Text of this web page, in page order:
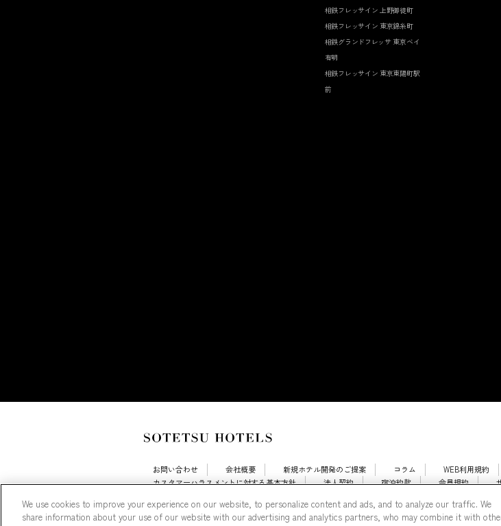
相鉄フレッサイン 上野御徒町
相鉄フレッサイン 東京錦糸町
相鉄グランドフレッサ 東京ベイ
有明
相鉄フレッサイン 東京東陽町駅
前
お問い合わせ 会社概要 新規ホテル開発のご提案 コラム WEB利用規約
カスタマーハラスメントに対する基本方針
法人契約 宿泊約款 会員規約
We use cookies to improve your experience on our website, to personalize content and ads, and to analyze our traffic. We
share information about your use of our website with our advertising and analytics partners, who may combine it with